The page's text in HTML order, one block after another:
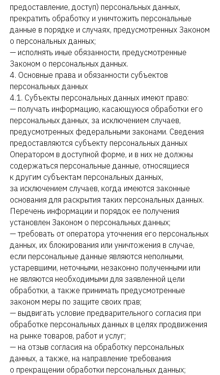
предоставление, доступ) персональных данных,
прекратить обработку и уничтожить персональные
данные в порядке и случаях, предусмотренных Законом
о персональных данных;
— исполнять иные обязанности, предусмотренные
Законом о персональных данных.
4. Основные права и обязанности субъектов
персональных данных
4.1. Субъекты персональных данных имеют право:
— получать информацию, касающуюся обработки его
персональных данных, за исключением случаев,
предусмотренных федеральными законами. Сведения
предоставляются субъекту персональных данных
Оператором в доступной форме, и в них не должны
содержаться персональные данные, относящиеся
к другим субъектам персональных данных,
за исключением случаев, когда имеются законные
основания для раскрытия таких персональных данных.
Перечень информации и порядок ее получения
установлен Законом о персональных данных;
— требовать от оператора уточнения его персональных
данных, их блокирования или уничтожения в случае,
если персональные данные являются неполными,
устаревшими, неточными, незаконно полученными или
не являются необходимыми для заявленной цели
обработки, а также принимать предусмотренные
законом меры по защите своих прав;
— выдвигать условие предварительного согласия при
обработке персональных данных в целях продвижения
на рынке товаров, работ и услуг;
— на отзыв согласия на обработку персональных
данных, а также, на направление требования
о прекращении обработки персональных данных;